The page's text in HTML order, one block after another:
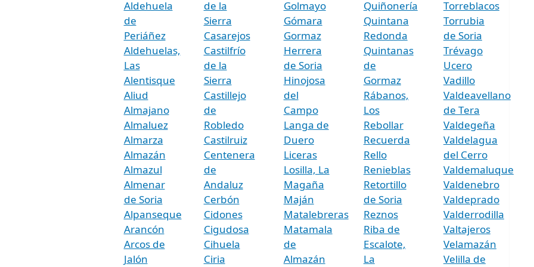
Aldehuela
de
Periáñez
Aldehuelas,
Las
Alentisque
Aliud
Almajano
Almaluez
Almarza
Almazán
Almazul
Almenar
de Soria
Alpanseque
Arancón
Arcos de
Jalón
de la
Sierra
Casarejos
Castilfrío
de la
Sierra
Castillejo
de
Robledo
Castilruiz
Centenera
de
Andaluz
Cerbón
Cidones
Cigudosa
Cihuela
Ciria
Golmayo
Gómara
Gormaz
Herrera
de Soria
Hinojosa
del
Campo
Langa de
Duero
Liceras
Losilla, La
Magaña
Maján
Matalebreras
Matamala
de
Almazán
Quiñonería
Quintana
Redonda
Quintanas
de
Gormaz
Rábanos,
Los
Rebollar
Recuerda
Rello
Renieblas
Retortillo
de Soria
Reznos
Riba de
Escalote,
La
Torreblacos
Torrubia
de Soria
Trévago
Ucero
Vadillo
Valdeavellano
de Tera
Valdegeña
Valdelagua
del Cerro
Valdemaluque
Valdenebro
Valdeprado
Valderrodilla
Valtajeros
Velamazán
Velilla de